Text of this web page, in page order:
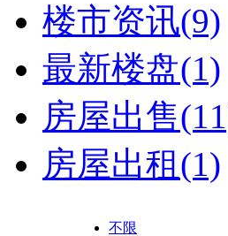
楼市资讯(9)
最新楼盘(1)
房屋出售
房屋出租(1)
不限